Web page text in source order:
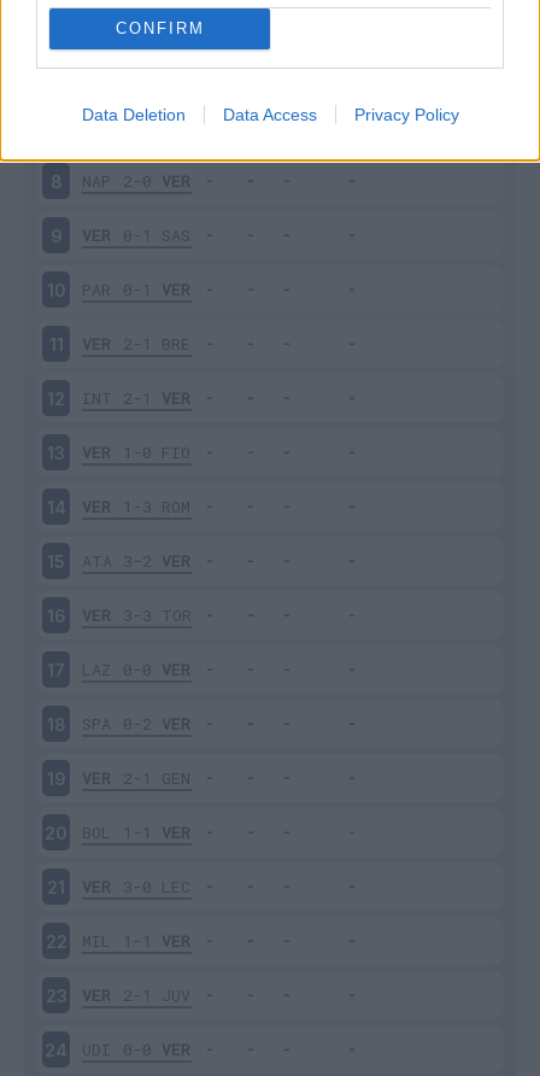
CONFIRM
Data Deletion Data Access Privacy Policy
0-0 UDI
6 CAG 1-1 VER
VER 2-0 SAM
8 NAP 2-0 VER
9 VER 0-1 SAS
10 PAR 0-1 VER
11 VER 2-1 BRE
12 INT 2-1 VER
13 VER 1-0 FIO
14 VER 1-3 ROM
15 ATA 3-2 VER
16 VER 3-3 TOR
17 LAZ 0-0 VER
18 SPA 0-2 VER
19 VER 2-1 GEN
20 BOL 1-1 VER
21 VER 3-0 LEC
22 MIL 1-1 VER
23 VER 2-1 JUV
24 UDI 0-0 VER